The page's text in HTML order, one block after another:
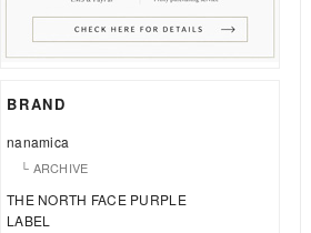
BRAND
nanamica
└ ARCHIVE
THE NORTH FACE PURPLE
LABEL